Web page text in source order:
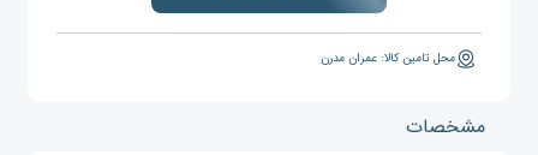
محل تامین کالا: عمران مدرن
مشخصات